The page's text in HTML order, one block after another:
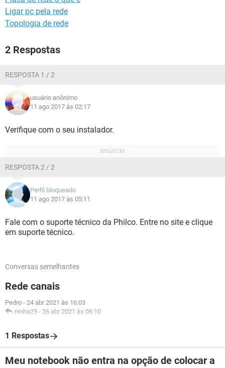
Ligar pc pela rede
Topologia de rede
2 Respostas
RESPOSTA 1 / 2
usuário anônimo
11 ago 2017 às 02:17
Verifique com o seu instalador.
RESPOSTA 2 / 2
Perfil bloqueado
11 ago 2017 às 05:11
Fale com o suporte técnico da Philco. Entre no site e clique
em suporte técnico.
Conversas semelhantes
Rede canais
Pedro - 24 abr 2021 às 16:03
ninha25 - 26 abr 2021 às 06:10
1 Respostas
Meu notebook não entra na opção de colocar a